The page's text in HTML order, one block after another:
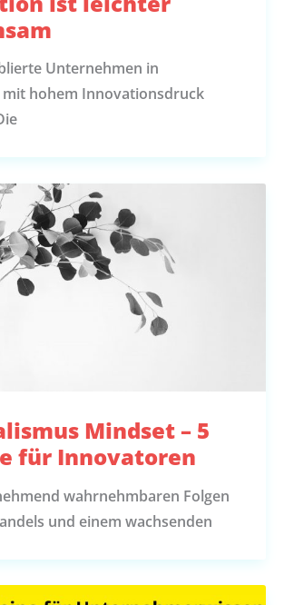
Unternehmen in
mit hohem Innovationsdruck
Mindset – 5
für Innovatoren
wahrnehmbaren Folgen
und einem wachsenden